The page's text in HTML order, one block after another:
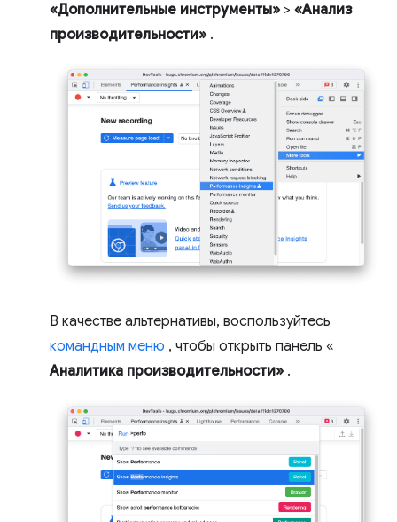
«Дополнительные инструменты» > «Анализ
производительности» .
В качестве альтернативы, воспользуйтесь
командным меню , чтобы открыть панель «
Аналитика производительности» .